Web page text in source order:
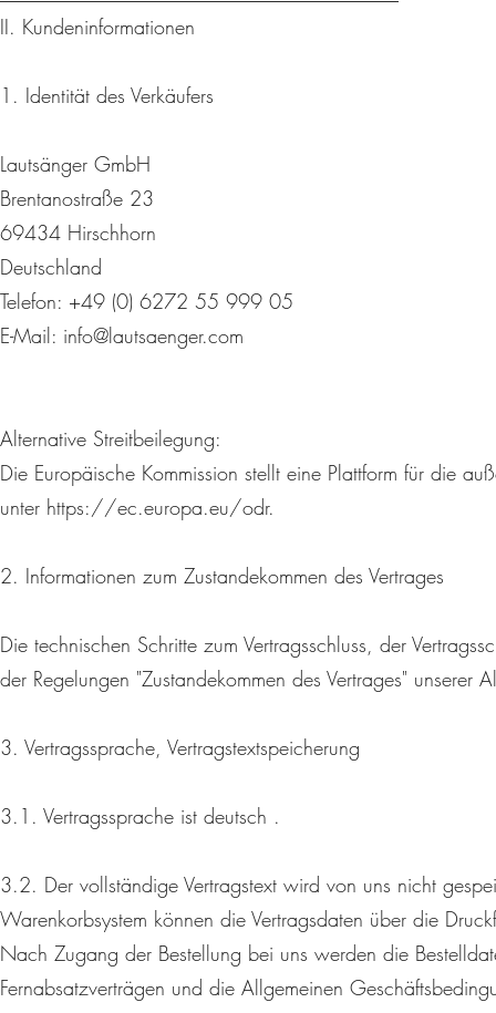
II. Kundeninformationen
1. Identität des Verkäufers
Lautsänger GmbH
Brentanostraße 23
69434 Hirschhorn
Deutschland
Telefon: +49 (0) 6272 55 999 05
E-Mail: info@lautsaenger.com
Alternative Streitbeilegung:
Die Europäische Kommission stellt eine Plattform für die
unter https://ec.europa.eu/odr.
2. Informationen zum Zustandekommen des Vertrages
Die technischen Schritte zum Vertragsschluss, der
der Regelungen "Zustandekommen des Vertrages" unserer
3. Vertragssprache, Vertragstextspeicherung
3.1. Vertragssprache ist deutsch .
3.2. Der vollständige Vertragstext wird von uns nicht
Warenkorbsystem können die Vertragsdaten über die
Nach Zugang der Bestellung bei uns werden die
Fernabsatzverträgen und die Allgemeinen